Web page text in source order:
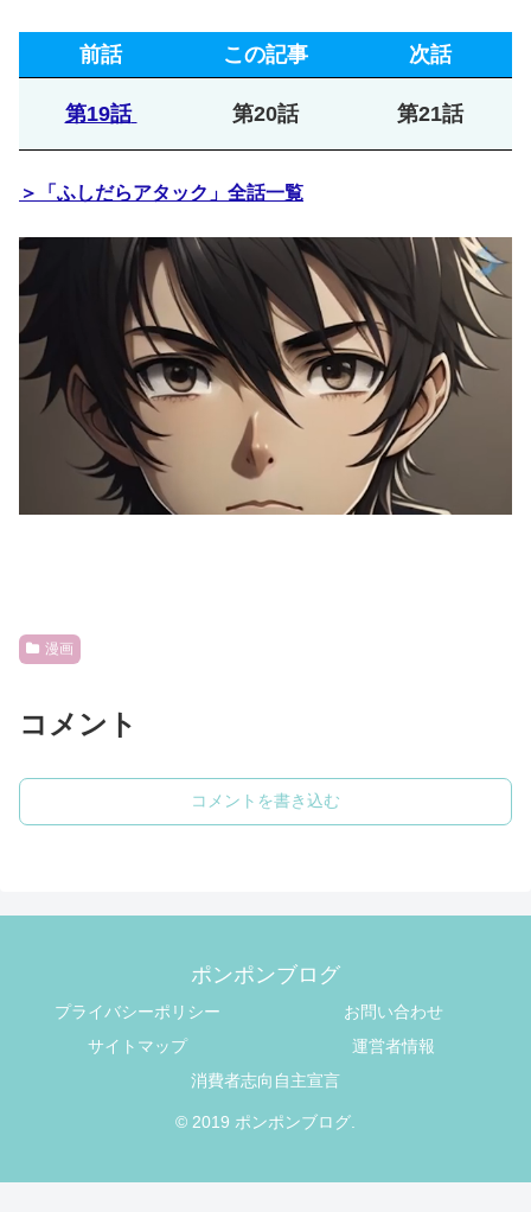
前話 この記事 次話
第19話 第20話 第21話
＞「ふしだらアタック」全話一覧
漫画
コメント
コメントを書き込む
ポンポンブログ
プライバシーポリシー
お問い合わせ
サイトマップ
運営者情報
消費者志向自主宣言
© 2019 ポンポンブログ.